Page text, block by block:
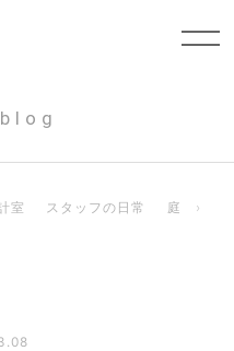
室 スタッフの日常 庭
›